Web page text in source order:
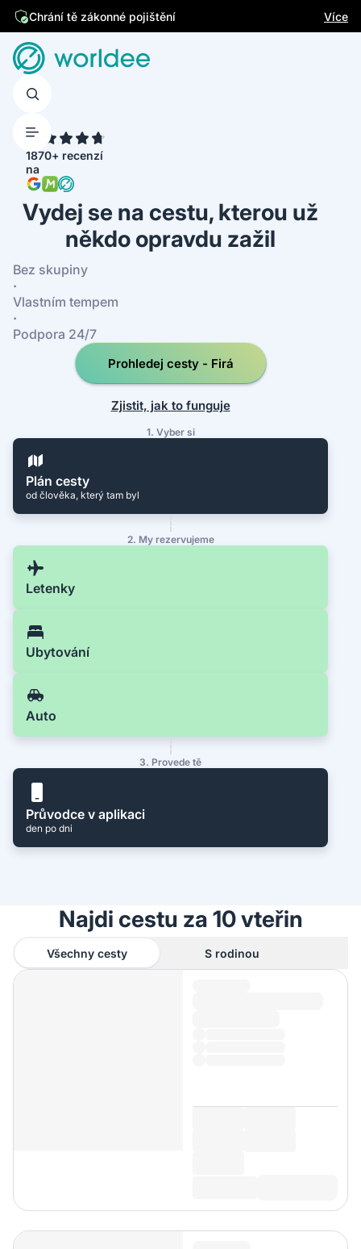
Chrání tě zákonné pojištění
Jsme česká firma Více
1870+ recenzí
na
Vydej se na cestu, kterou už
někdo opravdu zažil
Bez skupiny
·
Vlastním tempem
·
Podpora 24/7
Prohledej cesty - Firá
Zjistit, jak to funguje
1. Vyber si
Plán cesty
od člověka, který tam byl
2. My rezervujeme
Letenky
Ubytování
Auto
3. Provede tě
Průvodce v aplikaci
den po dni
Najdi cestu za 10 vteřin
Všechny cesty S rodinou